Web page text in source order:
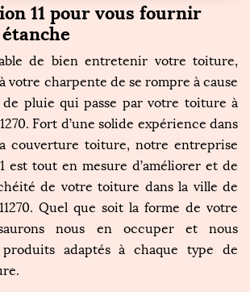
11 pour vous fournir
de bien entretenir votre toiture,
votre charpente de se rompre à cause
de pluie qui passe par votre toiture à
Fort d’une solide expérience dans
couverture toiture, notre entreprise
est tout en mesure d’améliorer et de
de votre toiture dans la ville de
Quel que soit la forme de votre
nous en occuper et nous
adaptés à chaque type de